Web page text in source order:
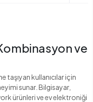
ve
kullanıcılar için
sunar. Bilgisayar,
ürünleri ve ev elektroniği